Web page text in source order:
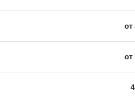
от
от